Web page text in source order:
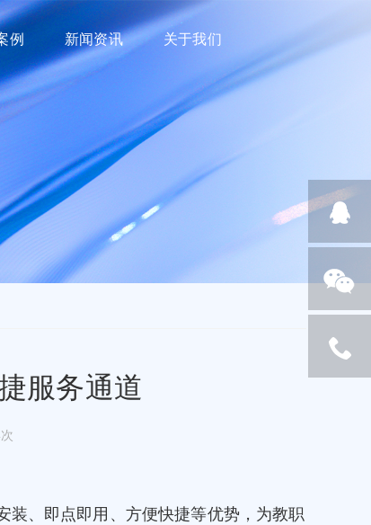
例 新闻资讯 关于我们
服务通道
、即点即用、方便快捷等优势，为教职